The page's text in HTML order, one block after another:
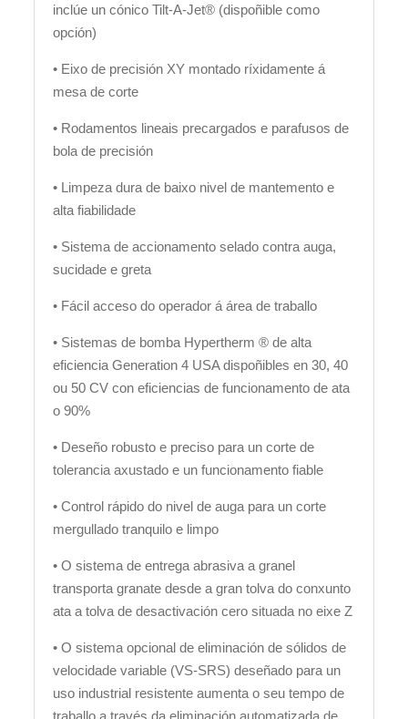
inclúe un cónico Tilt-A-Jet® (dispoñible como
opción)
• Eixo de precisión XY montado ríxidamente á
mesa de corte
• Rodamentos lineais precargados e parafusos de
bola de precisión
• Limpeza dura de baixo nivel de mantemento e
alta fiabilidade
• Sistema de accionamento selado contra auga,
sucidade e greta
• Fácil acceso do operador á área de traballo
• Sistemas de bomba Hypertherm ® de alta
eficiencia Generation 4 USA dispoñibles en 30, 40
ou 50 CV con eficiencias de funcionamento de ata
o 90%
• Deseño robusto e preciso para un corte de
tolerancia axustado e un funcionamento fiable
• Control rápido do nivel de auga para un corte
mergullado tranquilo e limpo
• O sistema de entrega abrasiva a granel
transporta granate desde a gran tolva do conxunto
ata a tolva de desactivación cero situada no eixe Z
• O sistema opcional de eliminación de sólidos de
velocidade variable (VS-SRS) deseñado para un
uso industrial resistente aumenta o seu tempo de
traballo a través da eliminación automatizada de